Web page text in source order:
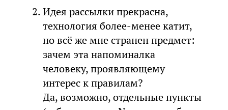
Идея рассылки прекрасна,
технология более-менее катит,
но всё же мне странен предмет:
зачем эта напоминалка
человеку, проявляющему
интерес к правилам?
Да, возможно, отдельные пункты